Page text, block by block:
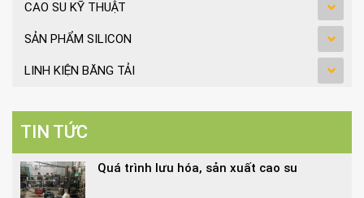
CAO SU KỸ THUẬT
SẢN PHẨM SILICON
LINH KIỆN BĂNG TẢI
TIN TỨC
Quá trình lưu hóa, sản xuất cao su